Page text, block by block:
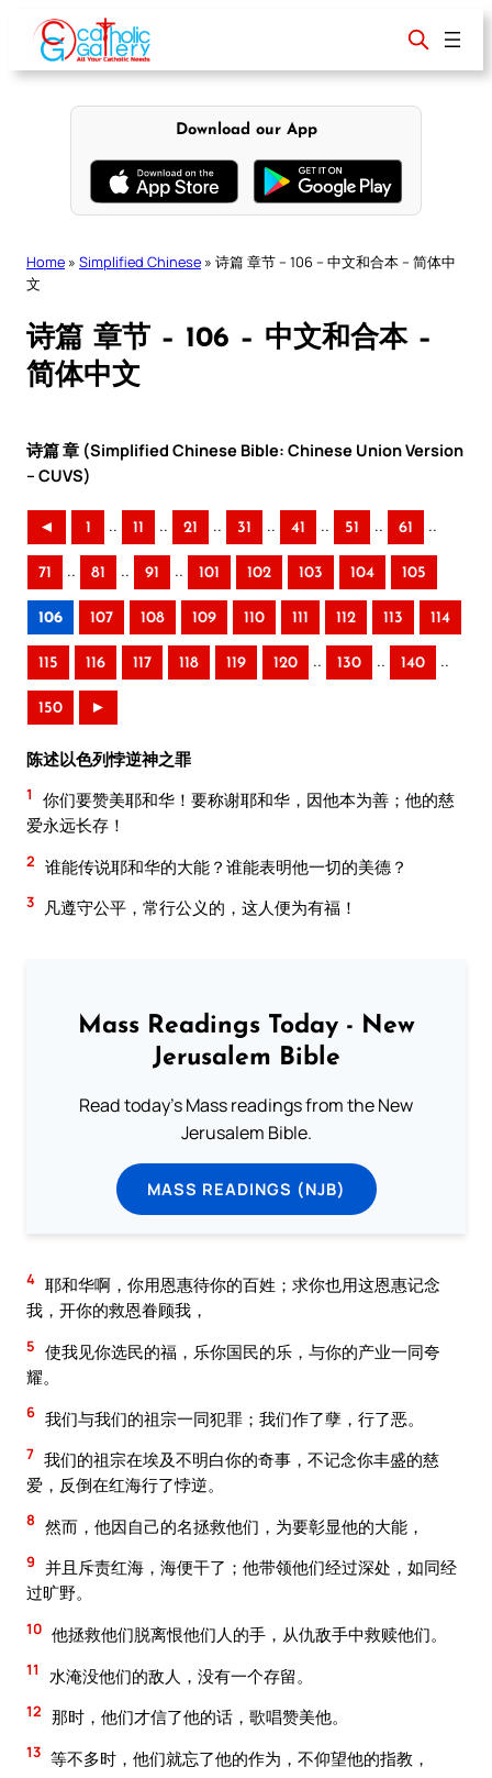
content
Download our App
Home » Simplified Chinese » 诗篇 章节 – 106 – 中文和合本 – 简体中
文
诗篇 章节 – 106 – 中文和合本 –
简体中文
诗篇 章 (Simplified Chinese Bible: Chinese Union Version
– CUVS)
◄ 1 .. 11 .. 21 .. 31 .. 41 .. 51 .. 61 ..
71 .. 81 .. 91 .. 101 102 103 104 105
106 107 108 109 110 111 112 113 114
115 116 117 118 119 120 .. 130 .. 140 ..
150 ►
陈述以色列悖逆神之罪
1
你们要赞美耶和华！要称谢耶和华，因他本为善；他的慈
爱永远长存！
2 谁能传说耶和华的大能？谁能表明他一切的美德？
3 凡遵守公平，常行公义的，这人便为有福！
Mass Readings Today - New
Jerusalem Bible
Read today's Mass readings from the New
Jerusalem Bible.
MASS READINGS (NJB)
4 耶和华啊，你用恩惠待你的百姓；求你也用这恩惠记念
我，开你的救恩眷顾我，
5 使我见你选民的福，乐你国民的乐，与你的产业一同夸
耀。
6 我们与我们的祖宗一同犯罪；我们作了孽，行了恶。
7 我们的祖宗在埃及不明白你的奇事，不记念你丰盛的慈
爱，反倒在红海行了悖逆。
8 然而，他因自己的名拯救他们，为要彰显他的大能，
9 并且斥责红海，海便干了；他带领他们经过深处，如同经
过旷野。
10 他拯救他们脱离恨他们人的手，从仇敌手中救赎他们。
11 水淹没他们的敌人，没有一个存留。
12 那时，他们才信了他的话，歌唱赞美他。
13 等不多时，他们就忘了他的作为，不仰望他的指教，